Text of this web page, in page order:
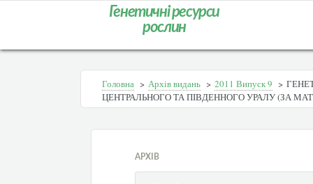
Генетичні ресурси
рослин
Головна > Архів видань > 2011 Випуск 9 >
ЦЕНТРАЛЬНОГО ТА ПІВДЕННОГО УРАЛУ (ЗА
АРХІВ